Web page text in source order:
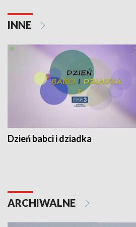
INNE
Dzień babci i dziadka
ARCHIWALNE